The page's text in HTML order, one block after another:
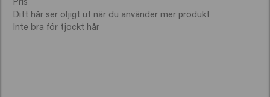
Ditt hår ser oljigt ut när du använder mer produkt
Inte bra för tjockt hår